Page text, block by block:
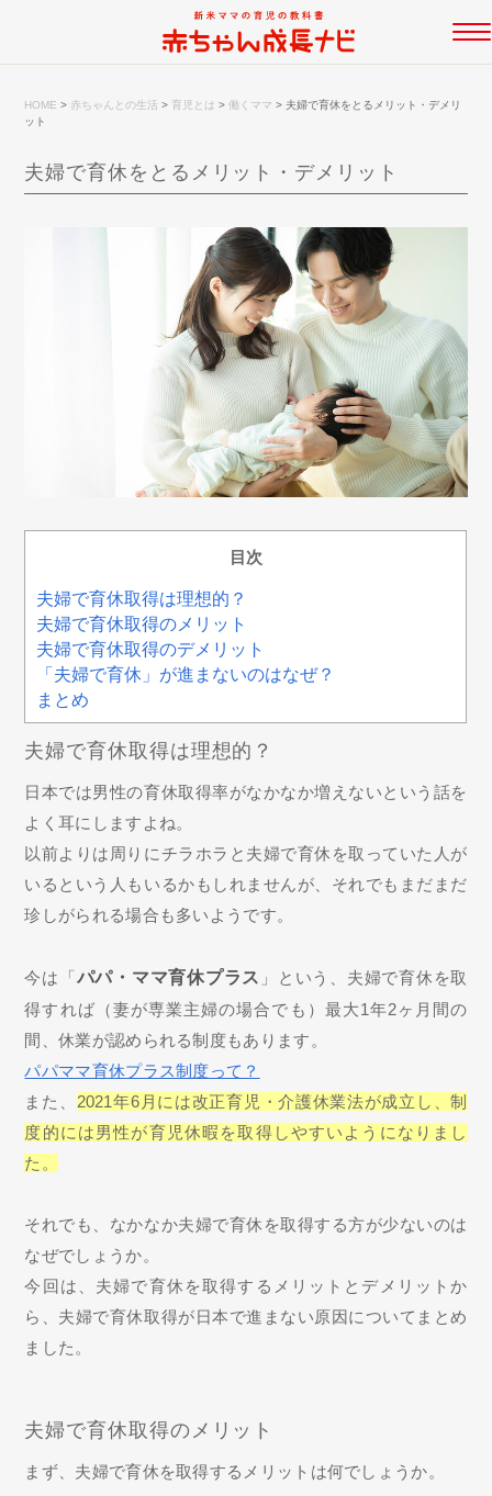
HOME > 赤ちゃんとの生活 >育児とは >働くママ >夫婦で育休をとるメリット・デメリ
ット
夫婦で育休をとるメリット・デメリット
目次
夫婦で育休取得は理想的？
夫婦で育休取得のメリット
夫婦で育休取得のデメリット
「夫婦で育休」が進まないのはなぜ？
まとめ
夫婦で育休取得は理想的？
日本では男性の育休取得率がなかなか増えないという話を
よく耳にしますよね。
以前よりは周りにチラホラと夫婦で育休を取っていた人が
いるという人もいるかもしれませんが、それでもまだまだ
珍しがられる場合も多いようです。
今は「パパ・ママ育休プラス 」という、夫婦で育休を取
得すれば（妻が専業主婦の場合でも）最大1年2ヶ月間の
間、休業が認められる制度もあります。
パパママ育休プラス制度って？
また、 2021年6月には改正育児・介護休業法が成立し、制
度的には男性が育児休暇を取得しやすいようになりまし
た。
それでも、なかなか夫婦で育休を取得する方が少ないのは
なぜでしょうか。
今回は、夫婦で育休を取得するメリットとデメリットか
ら、夫婦で育休取得が日本で進まない原因についてまとめ
ました。
夫婦で育休取得のメリット
まず、夫婦で育休を取得するメリットは何でしょうか。